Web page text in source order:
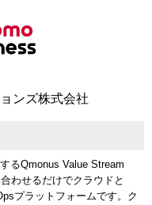
ンズ株式会社
るQmonus Value Stream
わせるだけでクラウドと
プラットフォームです。ク